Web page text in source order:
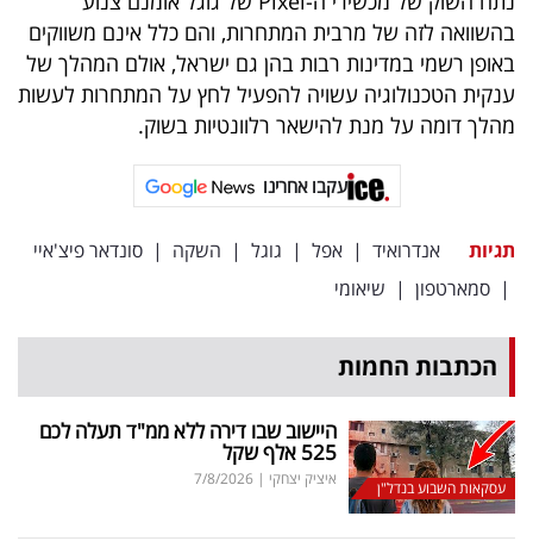
פרסמו
באייס
עקבו
בהשוואה לזה של מרבית המתחרות, והם כלל אינם משווקים
באופן רשמי במדינות רבות בהן גם ישראל, אולם המהלך של
ענקית הטכנולוגיה עשויה להפעיל לחץ על המתחרות לעשות
מהלך דומה על מנת להישאר רלוונטיות בשוק.
עקבו אחרינו
תגיות אנדרואיד | אפל | גוגל | השקה | סונדאר פיצ'איי
| סמארטפון | שיאומי
הכתבות החמות
עסקאות השבוע בנדל"ן
היישוב שבו דירה ללא ממ"ד תעלה לכם
525 אלף שקל
איציק יצחקי |
7/8/2026